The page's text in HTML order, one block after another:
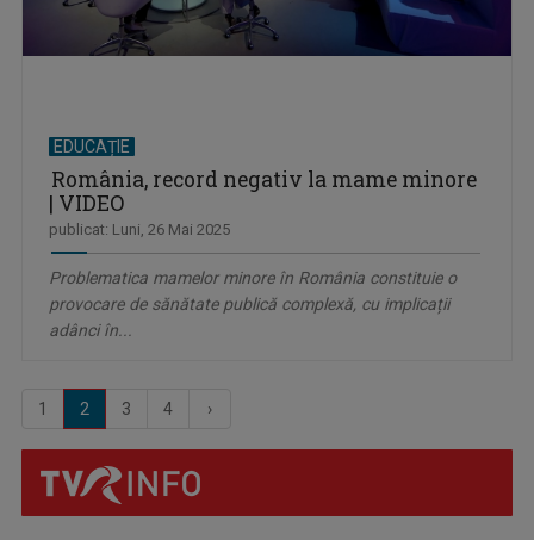
EDUCAȚIE
România, record negativ la mame minore
| VIDEO
publicat: Luni, 26 Mai 2025
Problematica mamelor minore în România constituie o
provocare de sănătate publică complexă, cu implicații
adânci în...
1 2 3 4 ›